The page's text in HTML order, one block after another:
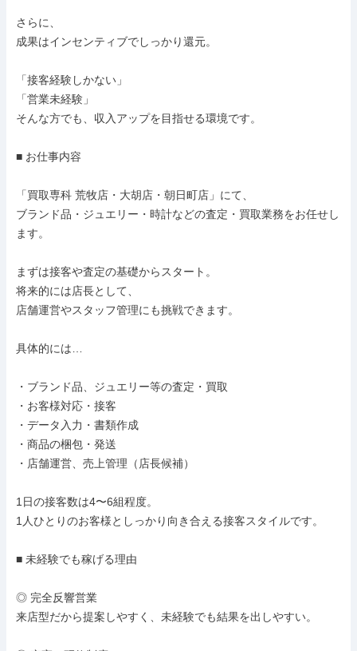
さらに、
成果はインセンティブでしっかり還元。
「接客経験しかない」
「営業未経験」
そんな方でも、収入アップを目指せる環境です。
■ お仕事内容
「買取専科 荒牧店・大胡店・朝日町店」にて、
ブランド品・ジュエリー・時計などの査定・買取業務をお任せし
ます。
まずは接客や査定の基礎からスタート。
将来的には店長として、
店舗運営やスタッフ管理にも挑戦できます。
具体的には…
・ブランド品、ジュエリー等の査定・買取
・お客様対応・接客
・データ入力・書類作成
・商品の梱包・発送
・店舗運営、売上管理（店長候補）
1日の接客数は4〜6組程度。
1人ひとりのお客様としっかり向き合える接客スタイルです。
■ 未経験でも稼げる理由
◎ 完全反響営業
来店型だから提案しやすく、未経験でも結果を出しやすい。